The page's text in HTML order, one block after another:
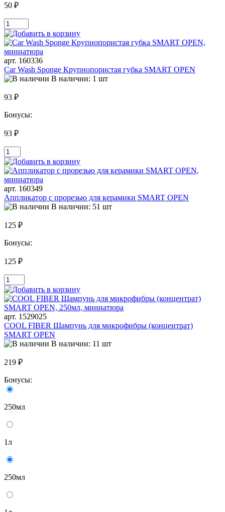
50 ₽
арт. 160336
Car Wash Sponge Крупнопористая губка SMART OPEN
В наличии: 1 шт
93 ₽
Бонусы:
93 ₽
арт. 160349
Аппликатор с прорезью для керамики SMART OPEN
В наличии: 51 шт
125 ₽
Бонусы:
125 ₽
арт. 1529025
COOL FIBER Шампунь для микрофибры (концентрат)
SMART OPEN
В наличии: 11 шт
219 ₽
Бонусы:
250мл
1л
250мл